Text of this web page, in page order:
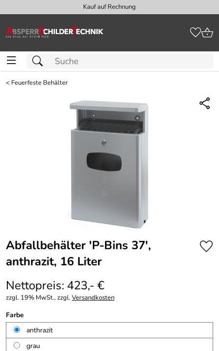
Kauf auf Rechnung
< Feuerfeste Behälter
Abfallbehälter 'P-Bins 37',
anthrazit, 16 Liter
Nettopreis: 423,- €
zzgl. 19% MwSt., zzgl.Versandkosten
Farbe
anthrazit
grau